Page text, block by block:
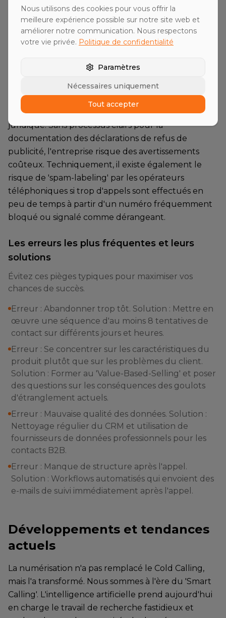
des achats, manque de connaissances
fondamentales du secteur, l'entreprise perd
immédiatement en crédibilité. Une tactique de
vente trop agressive est tout aussi critique. Dans le
manière rationnelle et souvent collective ; les
méthodes de 'Hard Selling' du secteur des clients
privés semblent déplacées et non professionnelles.
Un autre facteur de risque est l'incertitude
juridique. Sans processus clairs pour la
documentation des déclarations de refus de
publicité, l'entreprise risque des avertissements
coûteux. Techniquement, il existe également le
risque de 'spam-labeling' par les opérateurs
téléphoniques si trop d'appels sont effectués en
peu de temps à partir d'un numéro fréquemment
bloqué ou signalé comme dérangeant.
Les erreurs les plus fréquentes et leurs
solutions
Évitez ces pièges typiques pour maximiser vos
chances de succès.
Erreur : Abandonner trop tôt. Solution : Mettre en
œuvre une séquence d'au moins 8 tentatives de
contact sur différents jours et heures.
Erreur : Se concentrer sur les caractéristiques du
produit plutôt que sur les problèmes du client.
Solution : Former au 'Value-Based-Selling' et poser
des questions sur les conséquences des goulots
d'étranglement actuels.
Erreur : Mauvaise qualité des données. Solution :
Nettoyage régulier du CRM et utilisation de
fournisseurs de données professionnels pour les
contacts B2B.
Erreur : Manque de structure après l'appel.
Solution : Workflows automatisés qui envoient des
e-mails de suivi immédiatement après l'appel.
Développements et tendances
actuels
La numérisation n'a pas remplacé le Cold Calling,
mais l'a transformé. Nous sommes à l'ère du 'Smart
Calling'. L'intelligence artificielle prend aujourd'hui
en charge le travail de recherche fastidieux et
Nous utilisons des cookies pour vous offrir la
meilleure expérience possible sur notre site web et
améliorer notre communication. Nous respectons
votre vie privée. Politique de confidentialité
Paramètres
Nécessaires uniquement
Tout accepter